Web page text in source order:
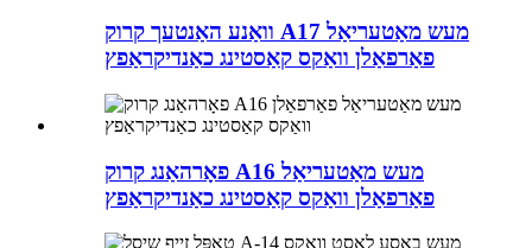
וואַנע האַנטעך קרוק A17 מעש מאַטעריאַל
פאַרפאַלן וואַקס קאַסטינג כאַנדיקראַפץ
פאָרהאַנג קרוק A16 מעש מאַטעריאַל
פאַרפאַלן וואַקס קאַסטינג כאַנדיקראַפץ